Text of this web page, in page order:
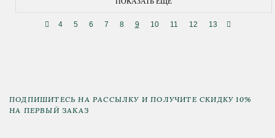
4 5 6 7 8 9 10 11 12 13
ПОДПИШИТЕСЬ НА РАССЫЛКУ И ПОЛУЧИТЕ СКИДКУ 10%
НА ПЕРВЫЙ ЗАКАЗ